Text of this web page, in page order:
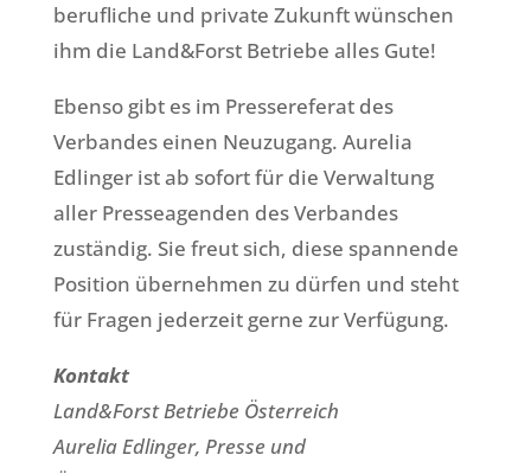
berufliche und private Zukunft wünschen
ihm die Land&Forst Betriebe alles Gute!
Ebenso gibt es im Pressereferat des
Verbandes einen Neuzugang. Aurelia
Edlinger ist ab sofort für die Verwaltung
aller Presseagenden des Verbandes
zuständig. Sie freut sich, diese spannende
Position übernehmen zu dürfen und steht
für Fragen jederzeit gerne zur Verfügung.
Kontakt
Land&Forst Betriebe Österreich
Aurelia Edlinger, Presse und